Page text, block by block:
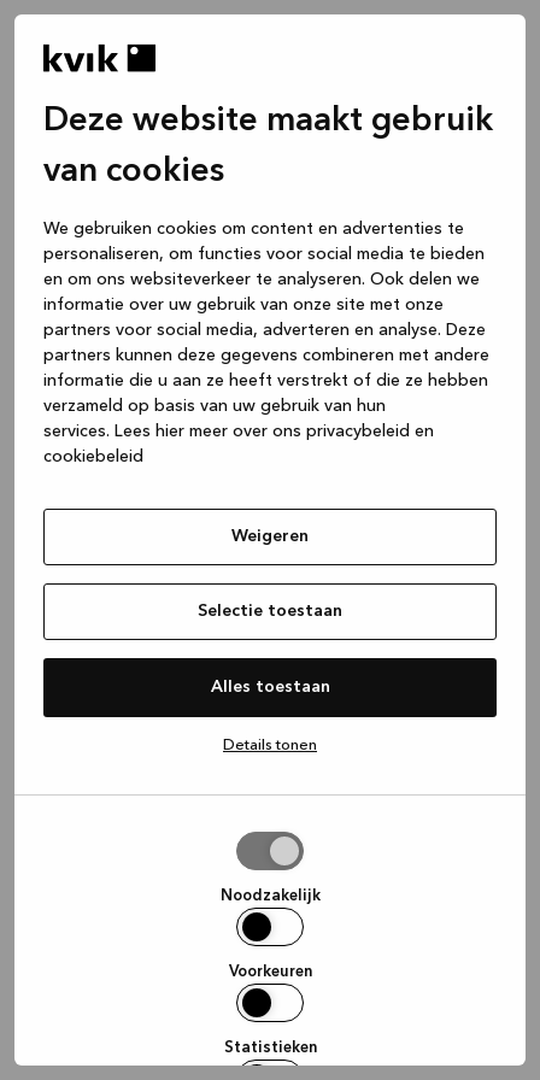
Deze website maakt gebruik
van cookies
We gebruiken cookies om content en advertenties te
personaliseren, om functies voor social media te bieden
en om ons websiteverkeer te analyseren. Ook delen we
informatie over uw gebruik van onze site met onze
partners voor social media, adverteren en analyse. Deze
partners kunnen deze gegevens combineren met andere
informatie die u aan ze heeft verstrekt of die ze hebben
verzameld op basis van uw gebruik van hun
services. Lees hier meer over ons privacybeleid en
cookiebeleid
Weigeren
Selectie toestaan
Alles toestaan
Details tonen
Noodzakelijk
Voorkeuren
Statistieken
(see the browser console for more
information).